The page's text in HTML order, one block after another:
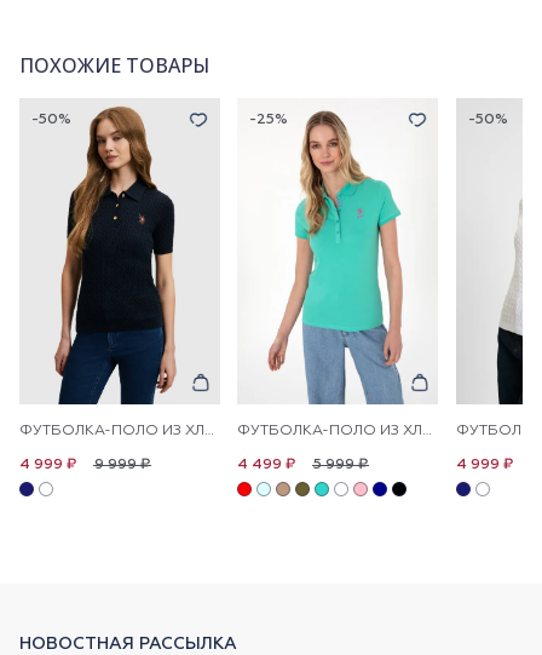
ПОХОЖИЕ ТОВАРЫ
-50%
ФУТБОЛКА-ПОЛО ИЗ ХЛОПКА С УЗОРОМ КОСЫ
9 999 ₽
4 999 ₽
-25%
ФУТБОЛКА-ПОЛО ИЗ ХЛОПКА С ПРИНТОМ НА ПЛАНКЕ
5 999 ₽
4 499 ₽
-50%
4 999 ₽
НОВОСТНАЯ РАССЫЛКА